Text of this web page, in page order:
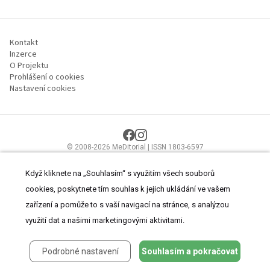
Kontakt
Inzerce
O Projektu
Prohlášení o cookies
Nastavení cookies
© 2008-2026 MeDitorial | ISSN 1803-6597
zdravotnictví.Čtěte prohlášeníaZásady zpracování osobních údajů
Když kliknete na „Souhlasím“ s využitím všech souborů
cookies, poskytnete tím souhlas k jejich ukládání ve vašem
zařízení a pomůže to s vaší navigací na stránce, s analýzou
využití dat a našimi marketingovými aktivitami.
Podrobné nastavení Souhlasím a pokračovat